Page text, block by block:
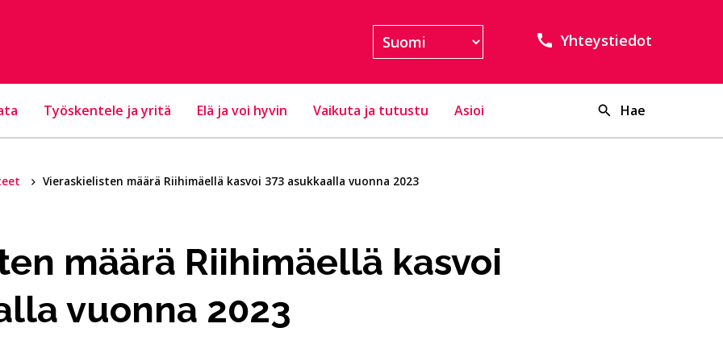
Yhteystiedot
Työskentele ja yritä Elä ja voi hyvin Vaikuta ja tutustu Asioi Hae
Vieraskielisten määrä Riihimäellä kasvoi 373 asukkaalla vuonna 2023
määrä Riihimäellä kasvoi
vuonna 2023